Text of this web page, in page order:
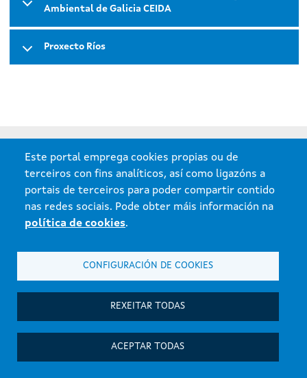
Este portal emprega cookies propias ou de
terceiros con fins analíticos, así como ligazóns a
portais de terceiros para poder compartir contido
nas redes sociais. Pode obter máis información na
política de cookies.
CONFIGURACIÓN DE COOKIES
REXEITAR TODAS
ACEPTAR TODAS
Ambiental de Galicia CEIDA
Proxecto Ríos
Consellería de Medio ambiente.
Atención á cidadanía
Mapa do portal